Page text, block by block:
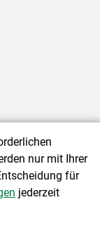
Barrierefreiheit|
nur mit Ihrer
für
jederzeit